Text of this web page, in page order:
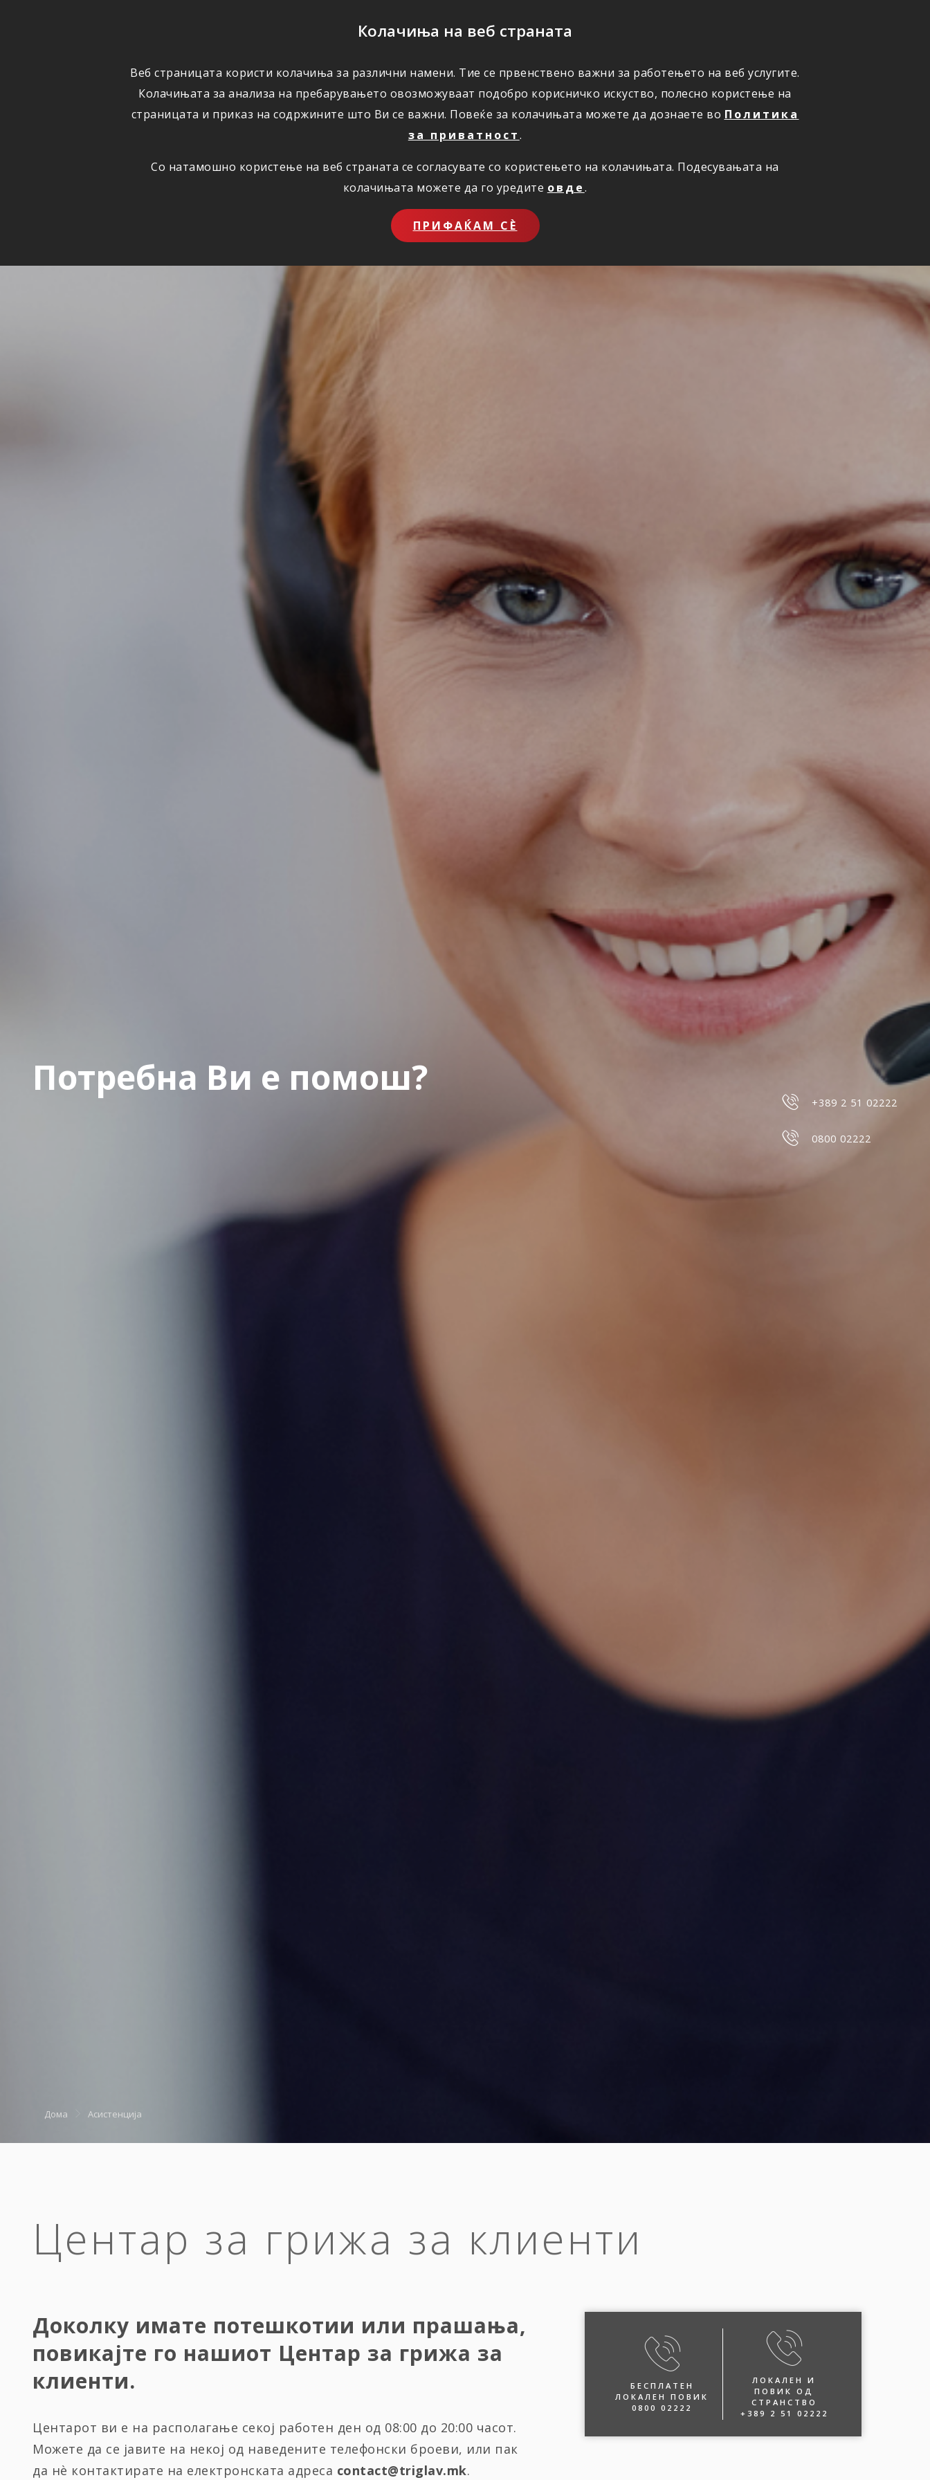
Колачиња на веб страната
Веб страницата користи колачиња за различни намени. Тие се првенствено важни за работењето на веб услугите.
Колачињата за анализа на пребарувањето овозможуваат подобро корисничко искуство, полесно користење на
страницата и приказ на содржините што Ви се важни. Повеќе за колачињата можете да дознаете во Политика
за приватност.
Со натамошно користење на веб страната се согласувате со користењето на колачињата. Подесувањата на
колачињата можете да го уредите овде.
ПРИФАЌАМ СЀ
ОСИГУРУВАЊЕ ШТЕТИ ПОВОЛНОСТИ КОРИСНО ЗА НАС ОНЛАЈН ПРИЈАВИ ШТЕТА
Потребна Ви е помош?
+389 2 51 02222
0800 02222
Дома Асистенција
Центар за грижа за клиенти
Доколку имате потешкотии или прашања,
повикајте го нашиот Центар за грижа за
клиенти.
Центарот ви е на располагање секој работен ден од 08:00 до 20:00 часот.
Можете да се јавите на некој од наведените телефонски броеви, или пак
да нѐ контактирате на електронската адреса contact@triglav.mk.
БЕСПЛАТЕН
ЛОКАЛЕН ПОВИК
0800 02222
ЛОКАЛЕН И
ПОВИК ОД
СТРАНСТВО
+389 2 51 02222